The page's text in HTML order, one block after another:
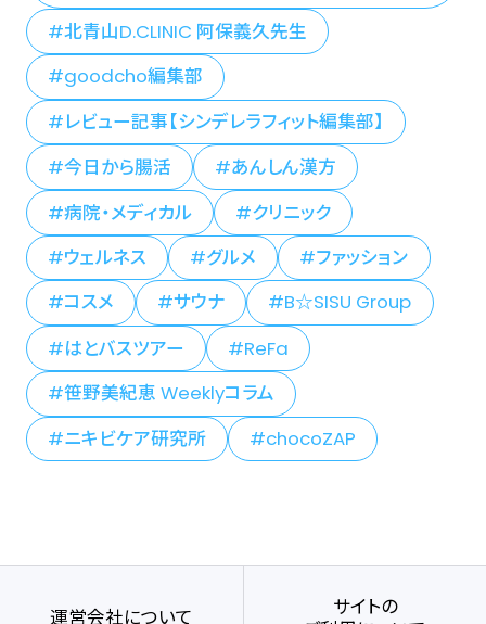
北青山D.CLINIC 阿保義久先生
goodcho編集部
レビュー記事【シンデレラフィット編集部】
今日から腸活
あんしん漢方
病院・メディカル
クリニック
ウェルネス
グルメ
ファッション
コスメ
サウナ
B☆SISU Group
はとバスツアー
ReFa
笹野美紀恵 Weeklyコラム
ニキビケア研究所
chocoZAP
運営会社について
サイトの